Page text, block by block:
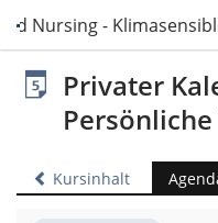
Nursing -
Privater
Kursinhalt